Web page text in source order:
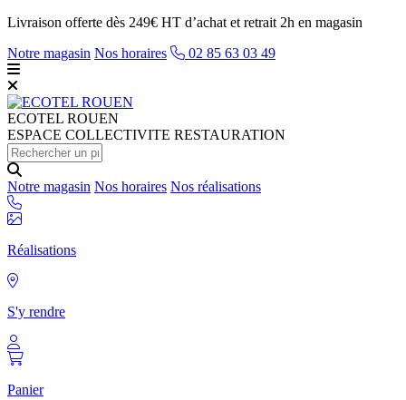
Livraison offerte dès 249€ HT d’achat et retrait 2h en magasin
Notre magasin Nos horaires 02 85 63 03 49
ECOTEL ROUEN
ESPACE COLLECTIVITE RESTAURATION
Notre magasin Nos horaires Nos réalisations
Réalisations
S'y rendre
Panier